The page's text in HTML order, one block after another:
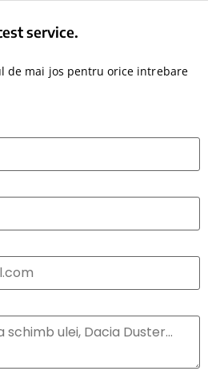
service.
de mai jos pentru orice intrebare